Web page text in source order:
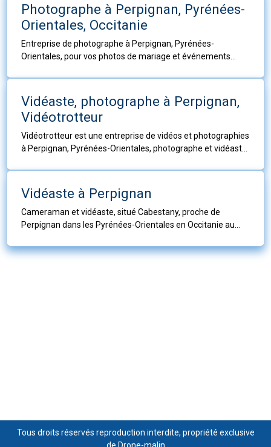
Photographe à Perpignan, Pyrénées-
Orientales, Occitanie
Entreprise de photographe à Perpignan, Pyrénées-
Orientales, pour vos photos de mariage et événements
en studio ou extérieur, reportages ou photo institutionnelle
Vidéaste, photographe à Perpignan,
Vidéotrotteur
Vidéotrotteur est une entreprise de vidéos et photographies
à Perpignan, Pyrénées-Orientales, photographe et vidéaste
terrestres et sous-marines et aériennes.
Vidéaste à Perpignan
Cameraman et vidéaste, situé Cabestany, proche de
Perpignan dans les Pyrénées-Orientales en Occitanie au
pour réaliser tous types de vidéos ou films en très haute
Tous droits réservés reproduction interdite, propriété exclusive
de Drone-malin